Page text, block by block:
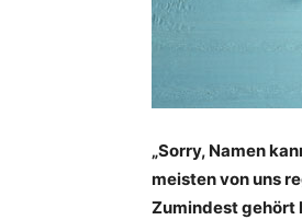
„Sorry, Namen
meisten von uns
Zumindest gehört